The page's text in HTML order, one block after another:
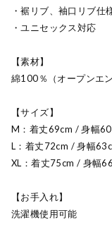
・裾リブ、袖口リブ仕
・ユニセックス対応
【素材】
綿100％（オープンエン
【サイズ】
M：着丈69cm / 身幅
L：着丈72cm / 身幅
XL：着丈75cm / 身幅
【お手入れ】
洗濯機使用可能